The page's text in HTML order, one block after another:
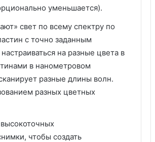
уменьшается).
свет по всему спектру по
с точно заданным
на разные цвета в
в нанометровом
разные длины волн.
разных цветных
чтобы создать